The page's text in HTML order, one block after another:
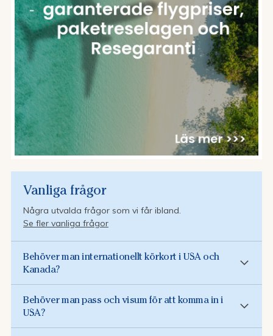
Vanliga frågor
Några utvalda frågor som vi får ibland.
Se fler vanliga frågor
Behöver man internationellt körkort i USA och
Kanada?
Behöver man pass och visum för att komma in i
USA?